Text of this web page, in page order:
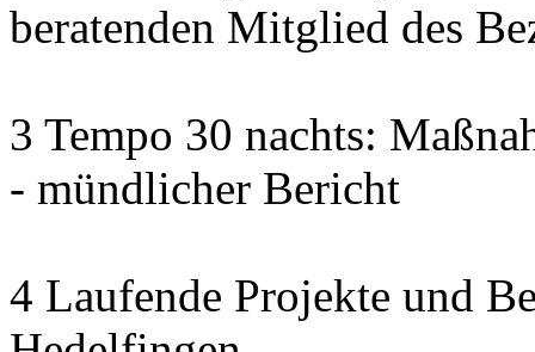
beratenden Mitglied des
3 Tempo 30 nachts:
- mündlicher Bericht
4 Laufende Projekte und